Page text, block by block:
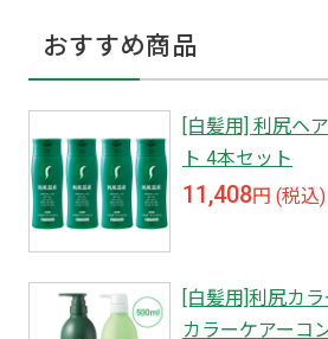
おすすめ商品
[白髪用] 利尻ヘ
ト 4本セット
11,408円 (税込)
[白髪用]利尻カ
カラーケアーコ